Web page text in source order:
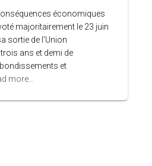
économiques
majoritairement le 23 juin
sortie de l’Union
ans et demi de
et
more…